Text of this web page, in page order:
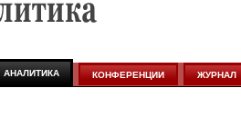
АНАЛИТИКА КОНФЕРЕНЦИИ ЖУРНАЛ